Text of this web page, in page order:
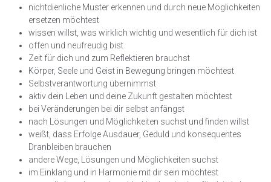
nichtdienliche Muster erkennen und durch neue Möglichkeiten
ersetzen möchtest
wissen willst, was wirklich wichtig und wesentlich für dich ist
offen und neufreudig bist
Zeit für dich und zum Reflektieren brauchst
Körper, Seele und Geist in Bewegung bringen möchtest
Selbstverantwortung übernimmst
aktiv dein Leben und deine Zukunft gestalten möchtest
bei Veränderungen bei dir selbst anfängst
nach Lösungen und Möglichkeiten suchst und finden willst
weißt, dass Erfolge Ausdauer, Geduld und konsequentes
Dranbleiben brauchen
andere Wege, Lösungen und Möglichkeiten suchst
im Einklang und in Harmonie mit dir sein möchtest